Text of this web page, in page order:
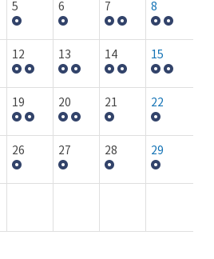
5 6 7 8
12 13 14 15
19 20 21 22
26 27 28 29